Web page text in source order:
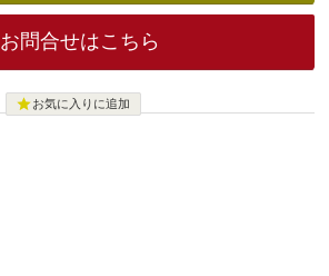
お問合せはこちら
お気に入りに追加